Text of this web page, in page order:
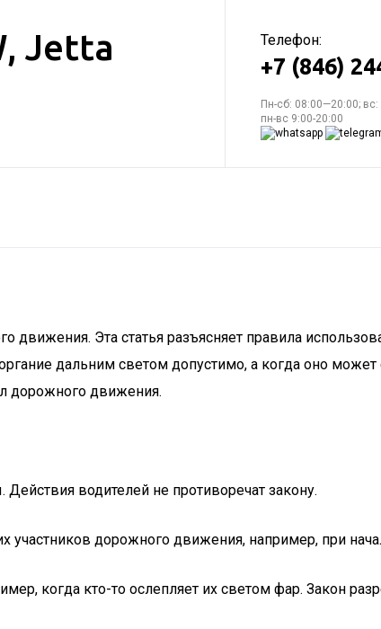
Jetta
Телефон:
+7 (846)
Пн-сб: 08:00—20:00;
пн-вс 9:00-20:00
Эта статья разъясняет правила
дальним светом допустимо, а когда оно может
дорожного движения.
водителей не противоречат закону.
участников дорожного движения, например, при
когда кто-то ослепляет их светом фар. Закон